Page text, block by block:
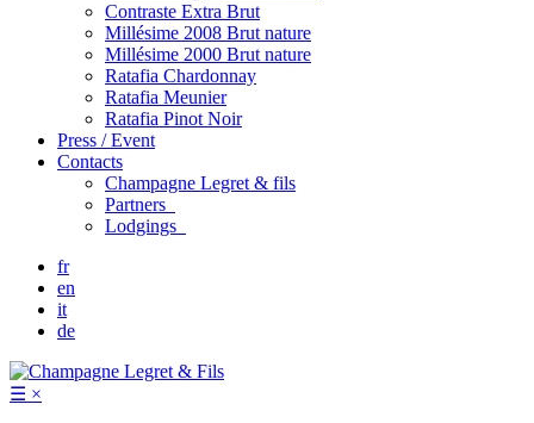
Contraste Extra Brut
Millésime 2008 Brut nature
Millésime 2000 Brut nature
Ratafia Chardonnay
Ratafia Meunier
Ratafia Pinot Noir
Press / Event
Contacts
Champagne Legret & fils
Partners
Lodgings
fr
en
it
de
☰ ×